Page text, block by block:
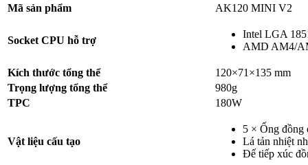
Mã sản phẩm
AK120 MINI V2
Socket CPU hỗ trợ
Intel LGA
AMD AM4/
Kích thước tổng thể
120×71×135 mm
Trọng lượng tổng thể
980g
TPC
180W
Vật liệu cấu tạo
5 × Ống đồng
Lá tản nhiệt
Đế tiếp xúc